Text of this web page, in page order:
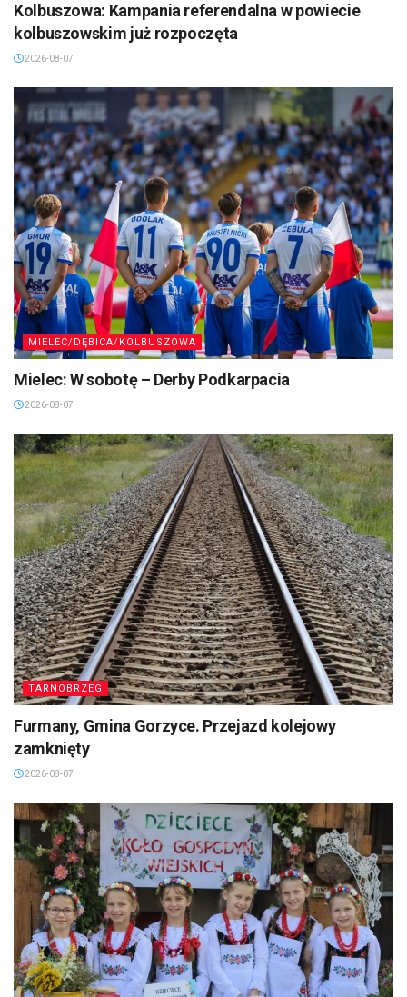
Kolbuszowa: Kampania referendalna w powiecie
kolbuszowskim już rozpoczęta
2026-08-07
MIELEC/DĘBICA/KOLBUSZOWA
Mielec: W sobotę – Derby Podkarpacia
2026-08-07
TARNOBRZEG
Furmany, Gmina Gorzyce. Przejazd kolejowy
zamknięty
2026-08-07